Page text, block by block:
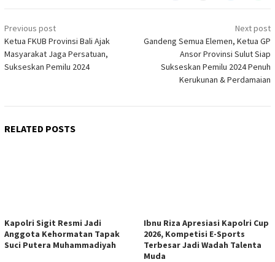
Post
navigation
Previous post
Ketua FKUB Provinsi Bali Ajak
Masyarakat Jaga Persatuan,
Sukseskan Pemilu 2024
Next post
Gandeng Semua Elemen, Ketua GP
Ansor Provinsi Sulut Siap
Sukseskan Pemilu 2024 Penuh
Kerukunan & Perdamaian
RELATED POSTS
Kapolri Sigit Resmi Jadi
Anggota Kehormatan Tapak
Suci Putera Muhammadiyah
Ibnu Riza Apresiasi Kapolri Cup
2026, Kompetisi E-Sports
Terbesar Jadi Wadah Talenta
Muda